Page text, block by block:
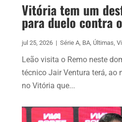
Vitória tem um
para duelo contra
jul 25, 2026 | Série A, BA, Últimas,
Leão visita o Remo neste
técnico Jair Ventura terá, ao
no Vitória que...